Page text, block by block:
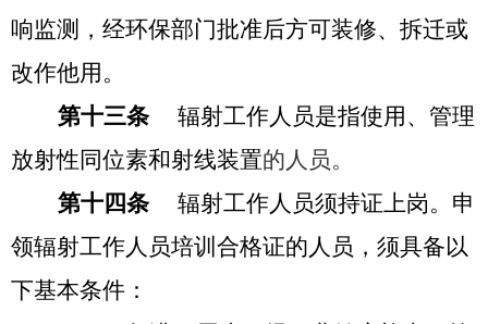
响监测，经环保部门批准后方可装修、拆迁或
改作他用。
第十三条 辐射工作人员是指使用、管理
放射性同位素和射线装置的人员。
第十四条 辐射工作人员须持证上岗。申
领辐射工作人员培训合格证的人员，须具备以
下基本条件：